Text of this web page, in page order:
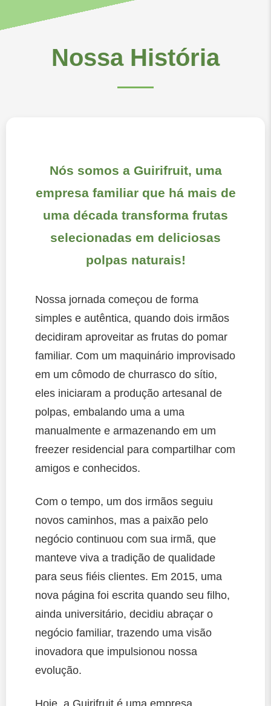
Nossa História
Nós somos a Guirifruit, uma
empresa familiar que há mais de
uma década transforma frutas
selecionadas em deliciosas
polpas naturais!
Nossa jornada começou de forma
simples e autêntica, quando dois irmãos
decidiram aproveitar as frutas do pomar
familiar. Com um maquinário improvisado
em um cômodo de churrasco do sítio,
eles iniciaram a produção artesanal de
polpas, embalando uma a uma
manualmente e armazenando em um
freezer residencial para compartilhar com
amigos e conhecidos.
Com o tempo, um dos irmãos seguiu
novos caminhos, mas a paixão pelo
negócio continuou com sua irmã, que
manteve viva a tradição de qualidade
para seus fiéis clientes. Em 2015, uma
nova página foi escrita quando seu filho,
ainda universitário, decidiu abraçar o
negócio familiar, trazendo uma visão
inovadora que impulsionou nossa
evolução.
Hoje, a Guirifruit é uma empresa